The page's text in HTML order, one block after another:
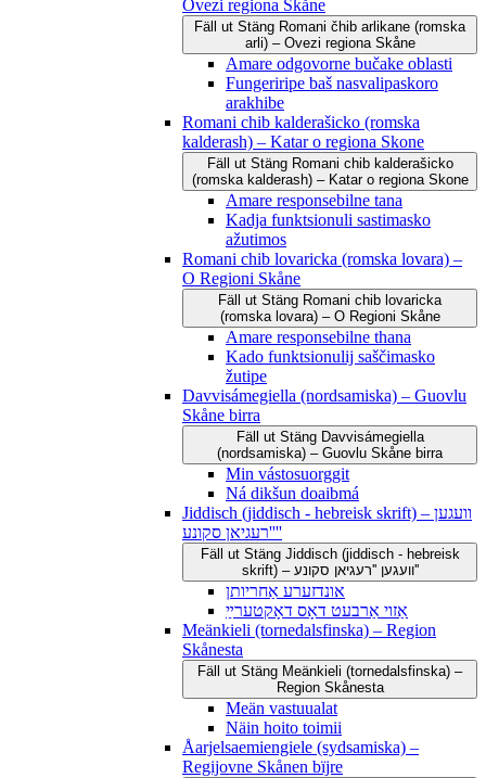
Ovezi regiona Skåne
Fäll ut Stäng Romani čhib arlikane (romska
arli) – Ovezi regiona Skåne
Amare odgovorne bučake oblasti
Fungeriripe baš nasvalipaskoro
arakhibe
Romani chib kalderašicko (romska
kalderash) – Katar o regiona Skone
Fäll ut Stäng Romani chib kalderašicko
(romska kalderash) – Katar o regiona Skone
Amare responsebilne tana
Kadja funktsionuli sastimasko
ažutimos
Romani chib lovaricka (romska lovara) –
O Regioni Skåne
Fäll ut Stäng Romani chib lovaricka
(romska lovara) – O Regioni Skåne
Amare responsebilne thana
Kado funktsionulij saščimasko
žutipe
Davvisámegiella (nordsamiska) – Guovlu
Skåne birra
Fäll ut Stäng Davvisámegiella
(nordsamiska) – Guovlu Skåne birra
Min vástosuorggit
Ná dikšun doaibmá
Jiddisch (jiddisch - hebreisk skrift) – וועגען
''רעגיאן סקונע''
Fäll ut Stäng Jiddisch (jiddisch - hebreisk
skrift) – וועגען ''רעגיאן סקונע''
אונדזערע אַחריותן
אַזוי אַרבעט דאָס דאָקטערײַ
Meänkieli (tornedalsfinska) – Region
Skånesta
Fäll ut Stäng Meänkieli (tornedalsfinska) –
Region Skånesta
Meän vastuualat
Näin hoito toimii
Åarjelsaemiengiele (sydsamiska) –
Regijovne Skånen bïjre